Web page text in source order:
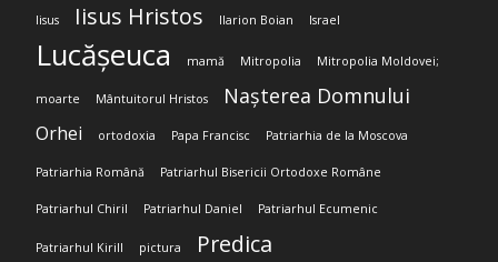
Iisus Iisus Hristos Ilarion Boian Israel
Lucășeuca mamă Mitropolia Mitropolia Moldovei;
moarte Mântuitorul Hristos Nașterea Domnului
Orhei ortodoxia Papa Francisc Patriarhia de la Moscova
Patriarhia Română Patriarhul Bisericii Ortodoxe Române
Patriarhul Chiril Patriarhul Daniel Patriarhul Ecumenic
Patriarhul Kirill pictura Predica